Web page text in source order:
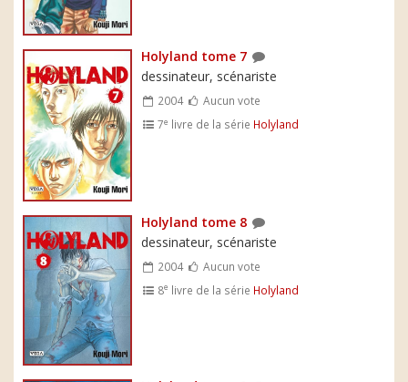
Holyland tome 7
dessinateur, scénariste
2004
Aucun vote
7e livre de la série Holyland
Holyland tome 8
dessinateur, scénariste
2004
Aucun vote
8e livre de la série Holyland